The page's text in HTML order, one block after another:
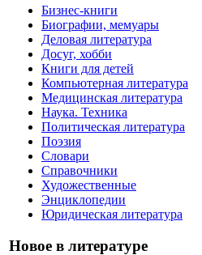
Бизнес-книги
Биографии, мемуары
Деловая литература
Досуг, хобби
Книги для детей
Компьютерная литература
Медицинская литература
Наука. Техника
Политическая литература
Поэзия
Словари
Справочники
Художественные
Энциклопедии
Юридическая литература
Новое в литературе